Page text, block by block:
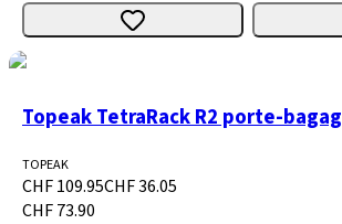
TOPEAK
CHF 109.95CHF 36.05
CHF 73.90